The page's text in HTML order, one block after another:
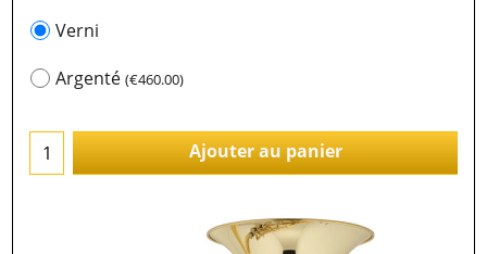
Verni
Argenté (€460.00)
Ajouter au panier